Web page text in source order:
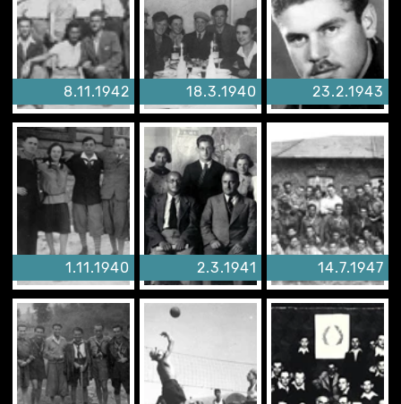
23.2.1943
18.3.1940
8.11.1942
14.7.1947
2.3.1941
1.11.1940